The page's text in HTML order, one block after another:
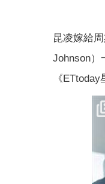
昆凌嫁給
Johnson）
《